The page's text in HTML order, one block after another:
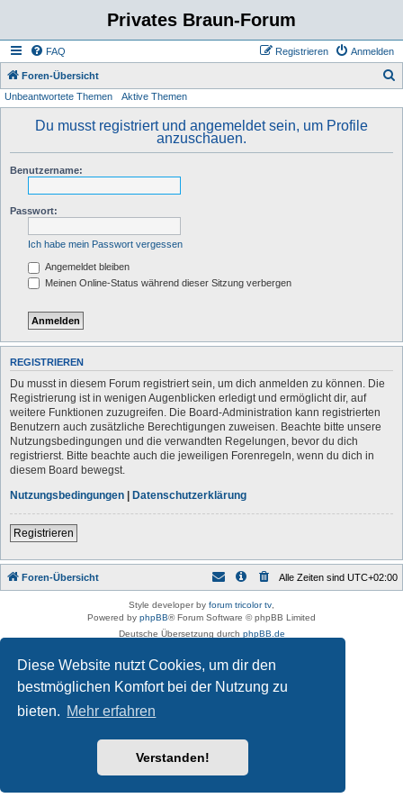
Diese Website nutzt Cookies, um dir den
bestmöglichen Komfort bei der Nutzung zu
bieten. Mehr erfahren
Verstanden!
Privates Braun-Forum
FAQ Anmelden
Registrieren
Foren-Übersicht
Unbeantwortete Themen Aktive Themen
Du musst registriert und angemeldet sein, um Profile
anzuschauen.
Benutzername:
Passwort:
Ich habe mein Passwort vergessen
Angemeldet bleiben
Meinen Online-Status während dieser Sitzung verbergen
REGISTRIEREN
Du musst in diesem Forum registriert sein, um dich anmelden zu können. Die
Registrierung ist in wenigen Augenblicken erledigt und ermöglicht dir, auf
weitere Funktionen zuzugreifen. Die Board-Administration kann registrierten
Benutzern auch zusätzliche Berechtigungen zuweisen. Beachte bitte unsere
Nutzungsbedingungen und die verwandten Regelungen, bevor du dich
registrierst. Bitte beachte auch die jeweiligen Forenregeln, wenn du dich in
diesem Board bewegst.
Nutzungsbedingungen | Datenschutzerklärung
Registrieren
Foren-Übersicht Alle Zeiten sind UTC+02:00
Style developer by forum tricolor tv
Powered by phpBB® Forum Software © phpBB Limited
Deutsche Übersetzung durch phpBB.de